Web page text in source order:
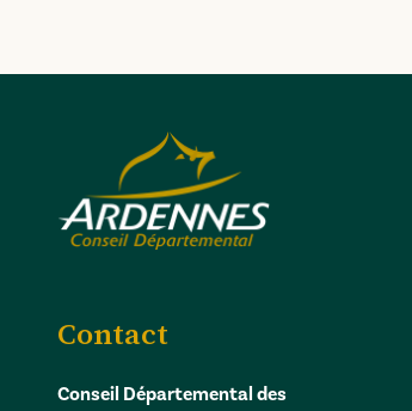
Contact
Conseil Départemental des